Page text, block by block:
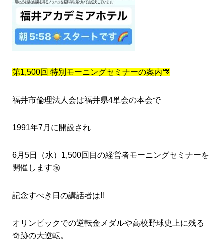
第1,500回 特別モーニングセミナーの案内🎊
福井市倫理法人会は福井県4単会の本会で
1991年7月に開設され
6月5日（水）1,500回目の経営者モーニングセミナーを
開催します㊗️
記念すべき日の講話者は‼️
オリンピックでの逆転金メダルや高校野球史上に残る
奇跡の大逆転。